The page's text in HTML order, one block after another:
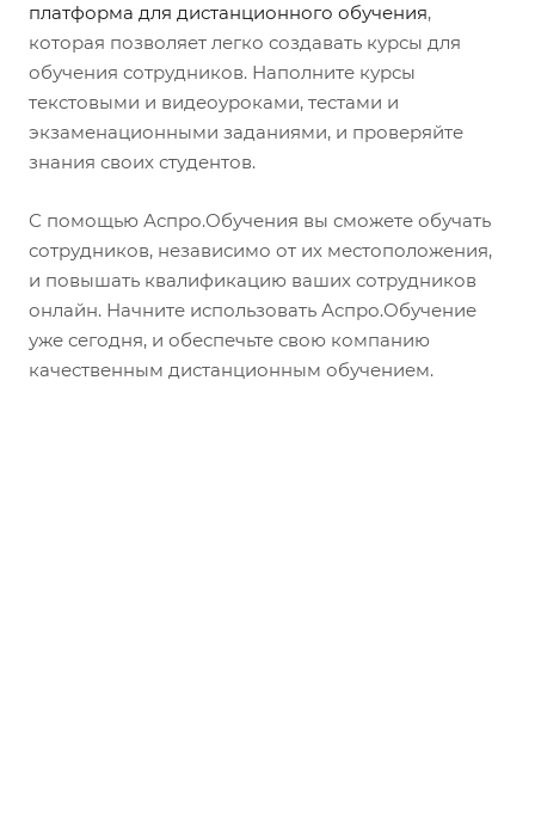
платформа для дистанционного обучения,
которая позволяет легко создавать курсы для
обучения сотрудников. Наполните курсы
текстовыми и видеоуроками, тестами и
экзаменационными заданиями, и проверяйте
знания своих студентов.
С помощью Аспро.Обучения вы сможете обучать
сотрудников, независимо от их местоположения,
и повышать квалификацию ваших сотрудников
онлайн. Начните использовать Аспро.Обучение
уже сегодня, и обеспечьте свою компанию
качественным дистанционным обучением.